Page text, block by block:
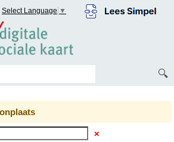
Select Language ▼
🔍
✕